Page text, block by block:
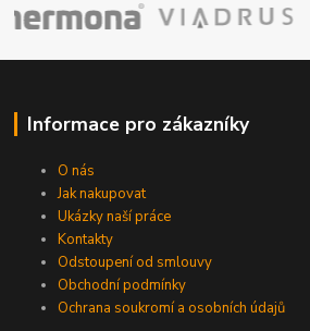
Informace pro zákazníky
O nás
Jak nakupovat
Ukázky naší práce
Kontakty
Odstoupení od smlouvy
Obchodní podmínky
Ochrana soukromí a osobních údajů